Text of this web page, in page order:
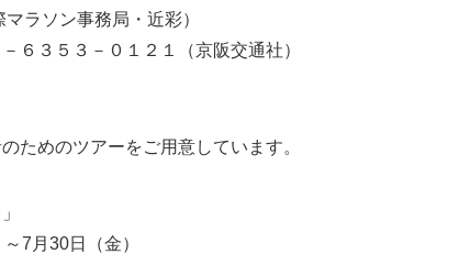
ン事務局・近彩）
０１２１（京阪交通社）
ためのツアーをご用意しています。
7月30日（金）